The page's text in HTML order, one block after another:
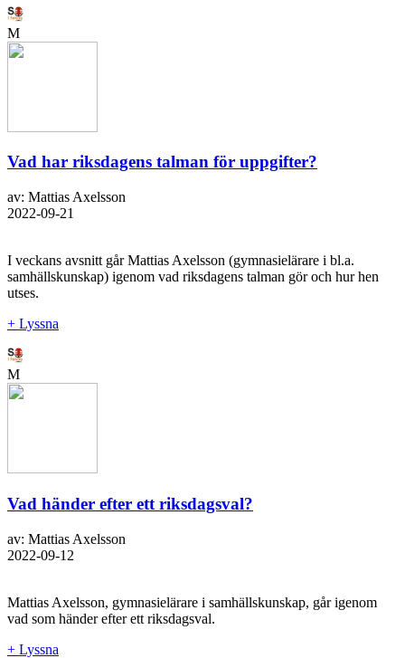
M
Vad har riksdagens talman för uppgifter?
av: Mattias Axelsson
2022-09-21
I veckans avsnitt går Mattias Axelsson (gymnasielärare i bl.a.
samhällskunskap) igenom vad riksdagens talman gör och hur hen
utses.
+ Lyssna
M
Vad händer efter ett riksdagsval?
av: Mattias Axelsson
2022-09-12
Mattias Axelsson, gymnasielärare i samhällskunskap, går igenom
vad som händer efter ett riksdagsval.
+ Lyssna